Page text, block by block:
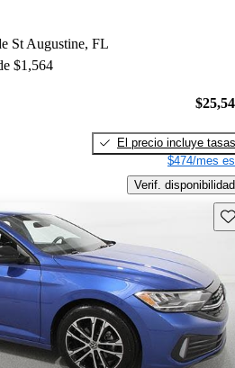
St Augustine, FL
$1,564
El precio incluye tasas
$474/mes
Verif. disponibilidad